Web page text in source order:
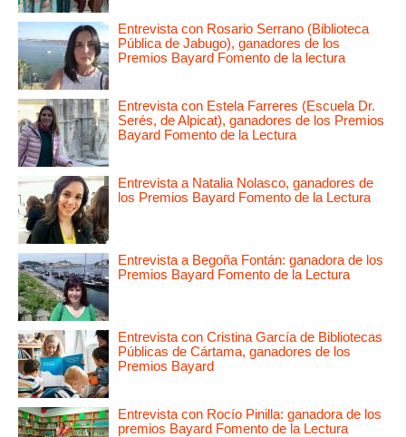
Entrevista con Rosario Serrano (Biblioteca
Pública de Jabugo), ganadores de los
Premios Bayard Fomento de la lectura
Entrevista con Estela Farreres (Escuela Dr.
Serés, de Alpicat), ganadores de los Premios
Bayard Fomento de la Lectura
Entrevista a Natalia Nolasco, ganadores de
los Premios Bayard Fomento de la Lectura
Entrevista a Begoña Fontán: ganadora de los
Premios Bayard Fomento de la Lectura
Entrevista con Cristina García de Bibliotecas
Públicas de Cártama, ganadores de los
Premios Bayard
Entrevista con Rocío Pinilla: ganadora de los
premios Bayard Fomento de la Lectura